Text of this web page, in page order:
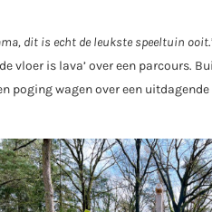
dit is echt de leukste speeltuin ooit
vloer is lava’ over een parcours.
poging wagen over een